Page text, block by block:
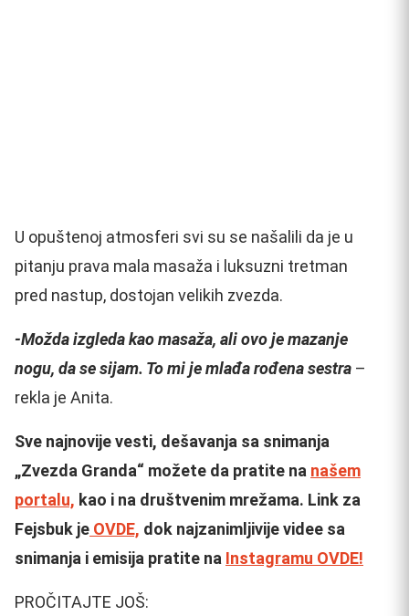
U opuštenoj atmosferi svi su se našalili da je u
pitanju prava mala masaža i luksuzni tretman
pred nastup, dostojan velikih zvezda.
-Možda izgleda kao masaža, ali ovo je mazanje
nogu, da se sijam. To mi je mlađa rođena sestra –
rekla je Anita.
Sve najnovije vesti, dešavanja sa snimanja
„Zvezda Granda“ možete da pratite na našem
portalu, kao i na društvenim mrežama. Link za
Fejsbuk je OVDE, dok najzanimljivije videe sa
snimanja i emisija pratite na Instagramu OVDE!
PROČITAJTE JOŠ: